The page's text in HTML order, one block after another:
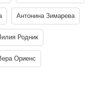
Антонина Зимарева
Родник
Ориенс